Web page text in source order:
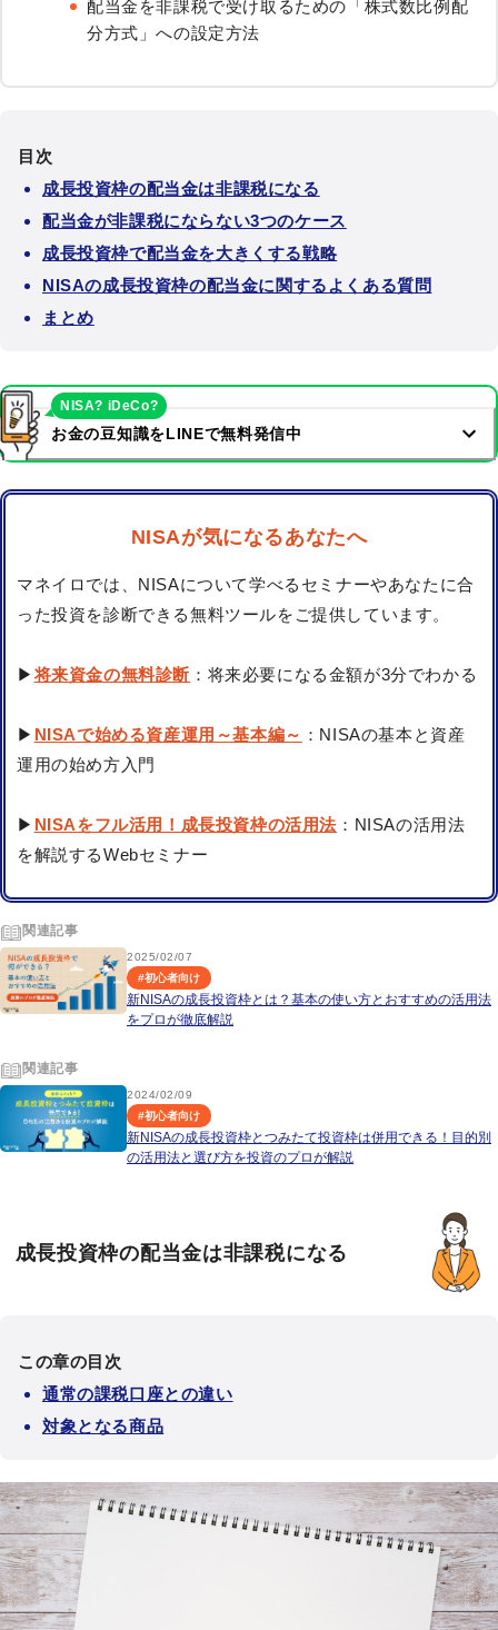
配当金を非課税で受け取るための「株式数比例配
分方式」への設定方法
目次
成長投資枠の配当金は非課税になる
配当金が非課税にならない3つのケース
成長投資枠で配当金を大きくする戦略
NISAの成長投資枠の配当金に関するよくある質問
まとめ
お金の豆知識をLINEで無料発信中
NISA? iDeCo?
NISAが気になるあなたへ
マネイロでは、NISAについて学べるセミナーやあなたに合
った投資を診断できる無料ツールをご提供しています。
▶将来資金の無料診断 ：将来必要になる金額が3分でわかる
▶ NISAで始める資産運用～基本編～ ：NISAの基本と資産
運用の始め方入門
▶ NISAをフル活用！成長投資枠の活用法 ：NISAの活用法
を解説するWebセミナー
関連記事
2025/02/07
#初心者向け
新NISAの成長投資枠とは？基本の使い方とおすすめの活用法
をプロが徹底解説
関連記事
2024/02/09
#初心者向け
新NISAの成長投資枠とつみたて投資枠は併用できる！目的別
の活用法と選び方を投資のプロが解説
成長投資枠の配当金は非課税になる
この章の目次
通常の課税口座との違い
対象となる商品